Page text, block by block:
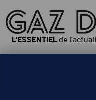
L’ESSENTIEL de